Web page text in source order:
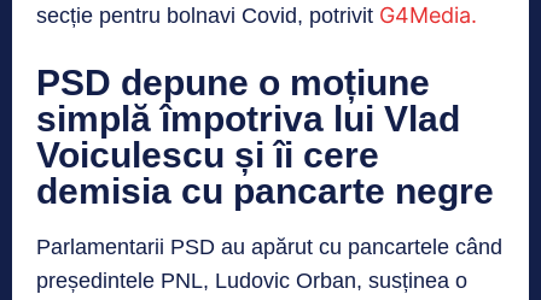
secție pentru bolnavi Covid, potrivit G4Media.
PSD depune o moțiune
simplă împotriva lui Vlad
Voiculescu și îi cere
demisia cu pancarte negre
Parlamentarii PSD au apărut cu pancartele când
președintele PNL, Ludovic Orban, susținea o